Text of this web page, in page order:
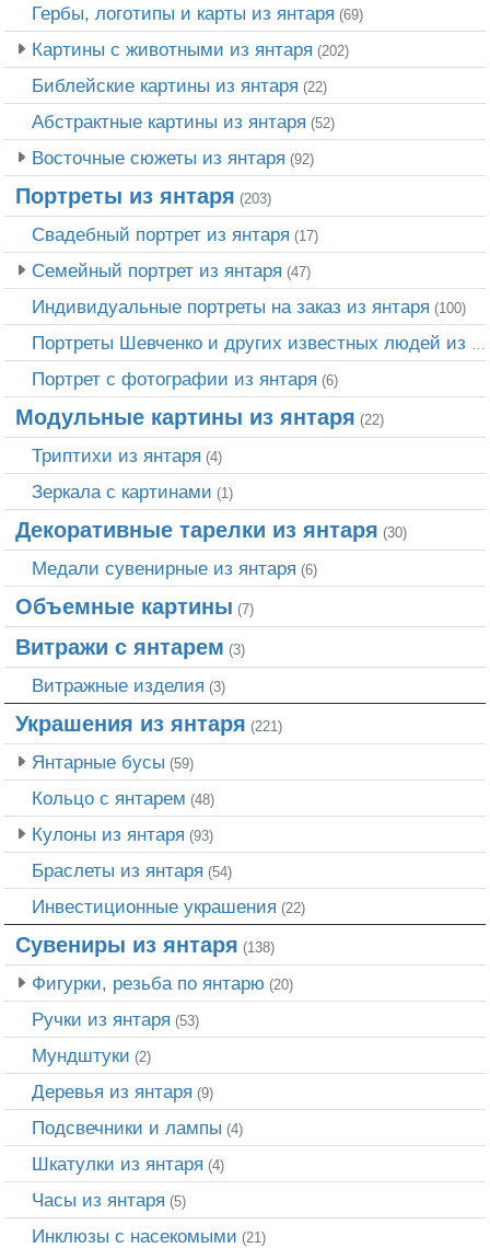
Гербы, логотипы и карты из янтаря (69)
Картины с животными из янтаря (202)
Библейские картины из янтаря (22)
Абстрактные картины из янтаря (52)
Восточные сюжеты из янтаря (92)
Портреты из янтаря (203)
Свадебный портрет из янтаря (17)
Семейный портрет из янтаря (47)
Индивидуальные портреты на заказ из янтаря (100)
Портрет c фотографии из янтаря (6)
Модульные картины из янтаря (22)
Триптихи из янтаря (4)
Зеркала с картинами (1)
Декоративные тарелки из янтаря (30)
Медали сувенирные из янтаря (6)
Объемные картины (7)
Витражи с янтарем (3)
Витражные изделия (3)
Украшения из янтаря (221)
Янтарные бусы (59)
Кольцо с янтарем (48)
Кулоны из янтаря (93)
Браслеты из янтаря (54)
Инвестиционные украшения (22)
Сувениры из янтаря (138)
Фигурки, резьба по янтарю (20)
Ручки из янтаря (53)
Мундштуки (2)
Деревья из янтаря (9)
Подсвечники и лампы (4)
Шкатулки из янтаря (4)
Часы из янтаря (5)
Инклюзы с насекомыми (21)